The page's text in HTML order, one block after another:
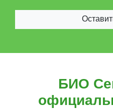
БИО